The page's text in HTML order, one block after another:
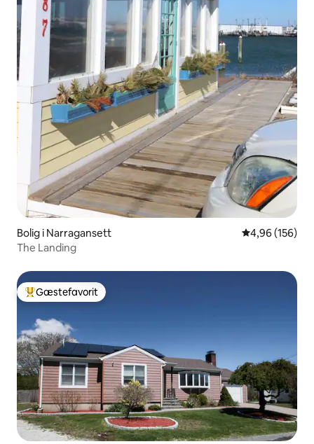
Bolig i Narragansett 4,96 ud af 5 i
4,96 (156)
The Landing
Bedste gæstefavorit
Gæstefavorit